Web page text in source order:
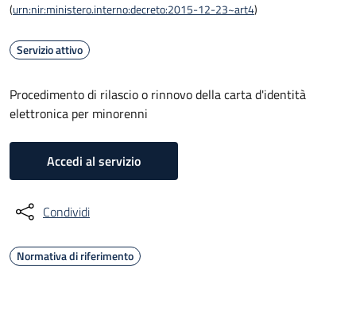
(urn:nir:ministero.interno:decreto:2015-12-23~art4)
Servizio attivo
Procedimento di rilascio o rinnovo della carta d'identità
elettronica per minorenni
Accedi al servizio
Condividi
Normativa di riferimento